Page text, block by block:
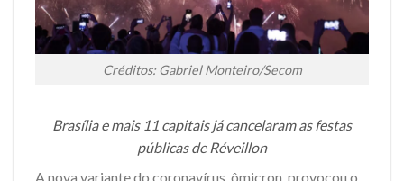
Créditos: Gabriel Monteiro/Secom
Brasília e mais 11 capitais já cancelaram as festas
públicas de Réveillon
A nova variante do coronavírus, ômicron, provocou o